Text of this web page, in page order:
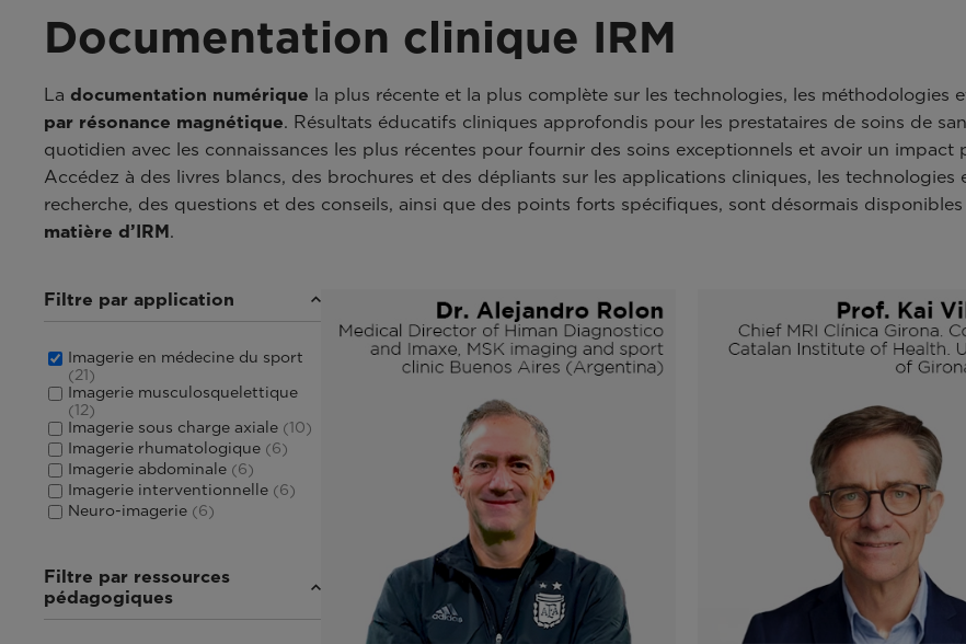
Documentation clinique IRM
La documentation numérique la plus récente et la plus complète sur les technologies, les méthodologies
par résonance magnétique. Résultats éducatifs cliniques approfondis pour les prestataires de soins de
quotidien avec les connaissances les plus récentes pour fournir des soins exceptionnels et avoir un
Accédez à des livres blancs, des brochures et des dépliants sur les applications cliniques, les technologies
recherche, des questions et des conseils, ainsi que des points forts spécifiques, sont désormais
matière d’IRM.
Filtre par application
Imagerie en médecine du sport
(21)
Imagerie musculosquelettique
(12)
Imagerie sous charge axiale (10)
Imagerie rhumatologique (6)
Imagerie abdominale (6)
Imagerie interventionnelle (6)
Neuro-imagerie (6)
Filtre par ressources
pédagogiques